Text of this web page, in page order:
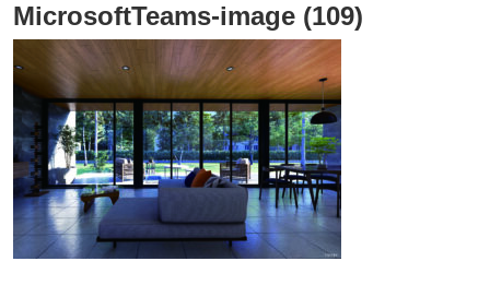
MicrosoftTeams-image (109)